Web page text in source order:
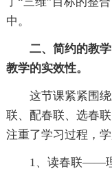
中。
二、简约的教
教学的实效性。
这节课紧紧围
联、配春联、选春
注重了学习过程，
1、读春联——